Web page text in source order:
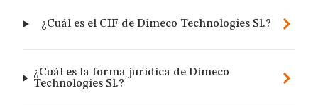
¿Cuál es el CIF de Dimeco Technologies Sl.?
¿Cuál es la forma jurídica de Dimeco
Technologies Sl.?